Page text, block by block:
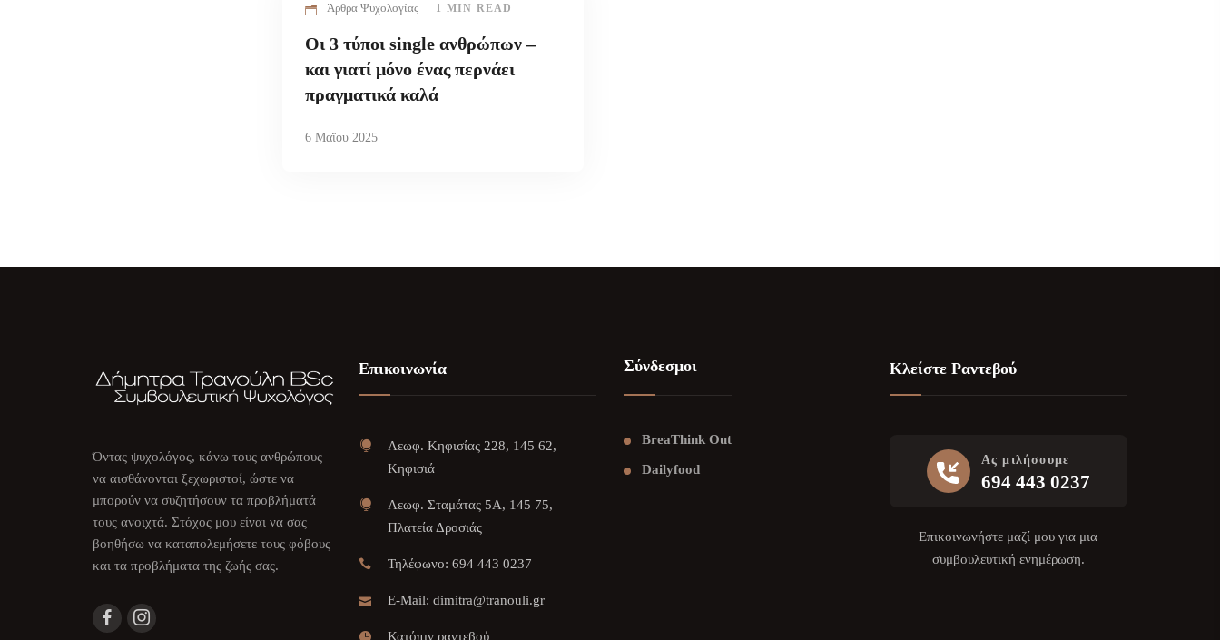
Άρθρα Ψυχολογίας 1 MIN READ
Οι 3 τύποι single ανθρώπων –
και γιατί μόνο ένας περνάει
πραγματικά καλά
6 Μαΐου 2025
Όντας ψυχολόγος, κάνω τους ανθρώπους
να αισθάνονται ξεχωριστοί, ώστε να
μπορούν να συζητήσουν τα προβλήματά
τους ανοιχτά. Στόχος μου είναι να σας
βοηθήσω να καταπολεμήσετε τους φόβους
και τα προβλήματα της ζωής σας.
Επικοινωνία
Λεωφ. Κηφισίας 228, 145 62,
Κηφισιά
Λεωφ. Σταμάτας 5Α, 145 75,
Πλατεία Δροσιάς
Τηλέφωνο: 694 443 0237
E-Mail: dimitra@tranouli.gr
Κατόπιν ραντεβού
Σύνδεσμοι
BreaThink Out
Dailyfood
Κλείστε Ραντεβού
Ας μιλήσουμε
694 443 0237
Επικοινωνήστε μαζί μου για μια
συμβουλευτική ενημέρωση.